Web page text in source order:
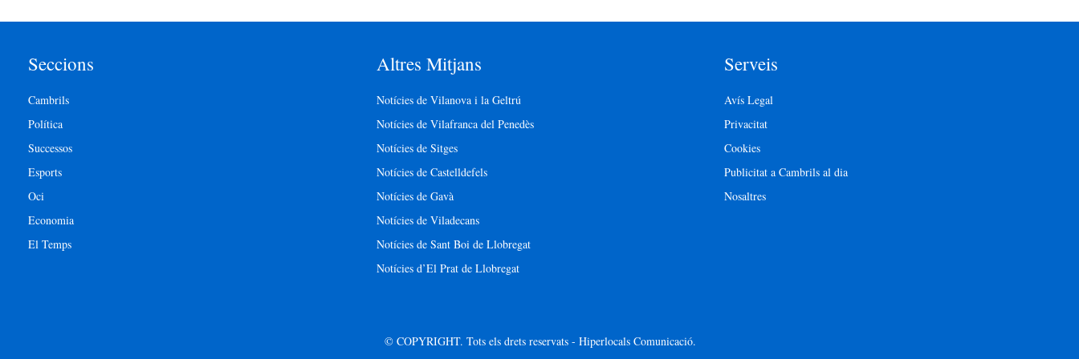
Seccions
Cambrils
Política
Successos
Esports
Oci
Economia
El Temps
Altres Mitjans
Notícies de Vilanova i la Geltrú
Notícies de Vilafranca del Penedès
Notícies de Sitges
Notícies de Castelldefels
Notícies de Gavà
Notícies de Viladecans
Notícies de Sant Boi de Llobregat
Notícies d’El Prat de Llobregat
Serveis
Avís Legal
Privacitat
Cookies
Publicitat a Cambrils al dia
Nosaltres
© COPYRIGHT. Tots els drets reservats - Hiperlocals Comunicació.